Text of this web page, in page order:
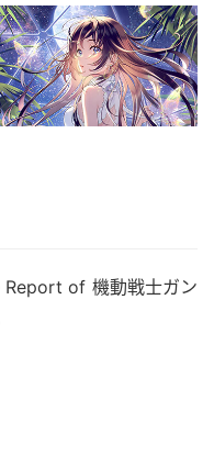
Report of 機動戦士ガン